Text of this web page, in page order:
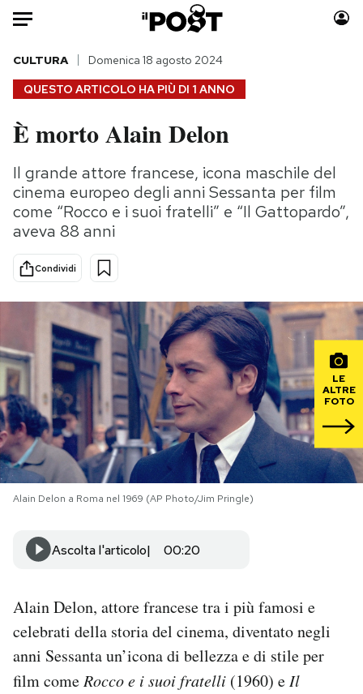
Auto
HOME
Italia
Politica
Tecnologia
Internet
Scienza
Cultura
Economia
Sport
Moda
Consumismi
Storie/Idee
Altrecose
Mondiali calcio 2026
PODCAST
NEWSLETTER
I MIEI PREFERITI
SHOP
CALENDARIO
AREA PERSONALE
QUESTO ARTICOLO HA PIÙ DI 1 ANNO
CULTURA Domenica 18 agosto 2024
È morto Alain Delon
Il grande attore francese, icona maschile del
cinema europeo degli anni Sessanta per film
come “Rocco e i suoi fratelli” e “Il Gattopardo”,
aveva 88 anni
Condividi
LE
ALTRE
FOTO
Alain Delon a Roma nel 1969 (AP Photo/Jim Pringle)
Ascolta l'articolo 00:20
Alain Delon, attore francese tra i più famosi e
celebrati della storia del cinema, diventato negli
anni Sessanta un’icona di bellezza e di stile per
film comeRocco e i suoi fratelli (1960) eIl